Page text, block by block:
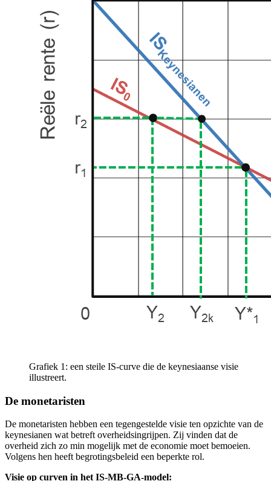
Grafiek 1: een steile IS-curve die de keynesiaanse visie
illustreert.
De monetaristen
De monetaristen hebben een tegengestelde visie ten opzichte van de
keynesianen wat betreft overheidsingrijpen. Zij vinden dat de
overheid zich zo min mogelijk met de economie moet bemoeien.
Volgens hen heeft begrotingsbeleid een beperkte rol.
Visie op curven in het IS-MB-GA-model: